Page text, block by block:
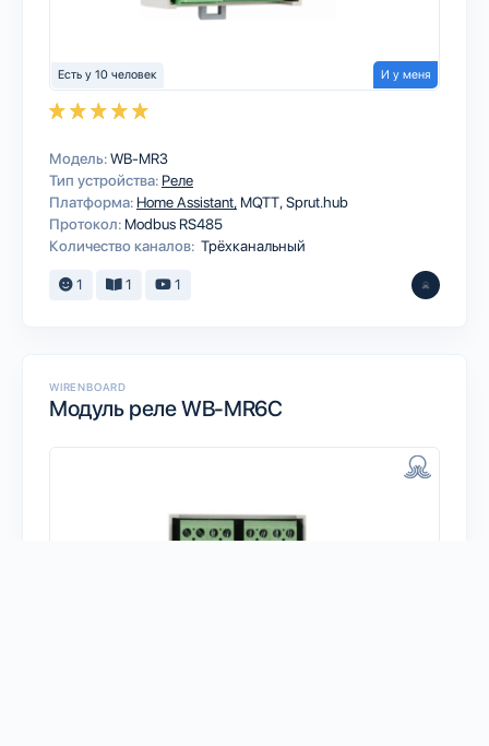
Есть у 10 человек И у меня
Модель:WB-MR3
Тип устройства: Реле
Платформа: Home Assistant MQTTSprut.hub
Протокол: Modbus RS485
Количество каналов: Трёхканальный
1 1 1
WIRENBOARD
Модуль реле WB-MR6C